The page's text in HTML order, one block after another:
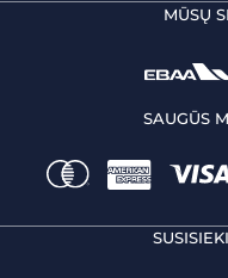
MŪSŲ
SAUGŪS